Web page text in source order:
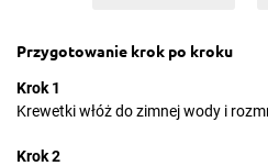
Przygotowanie krok po kroku
Krok 1
Krewetki włóż do zimnej wody i
Krok 2